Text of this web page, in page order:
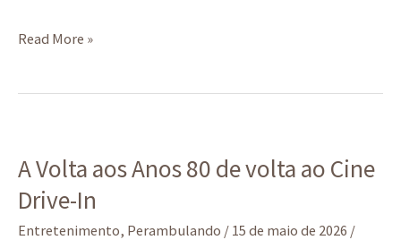
Read More »
A Volta aos Anos 80 de volta ao Cine
Drive-In
Entretenimento, Perambulando / 15 de maio de 2026 /
Volta
aos
Anos